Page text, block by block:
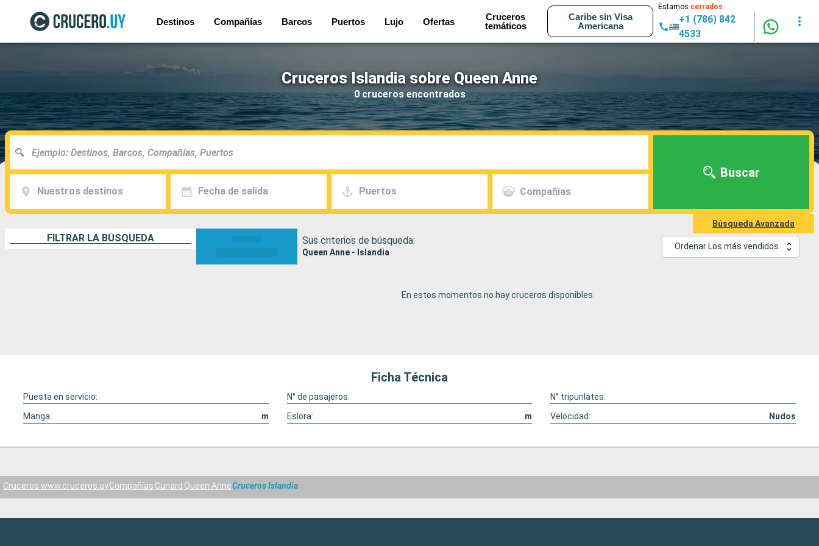
Destinos Compañías Barcos Puertos Lujo Ofertas
Cruceros
temáticos
Caribe sin Visa
Americana
Estamos cerrados
+1 (786) 842
4533
Cruceros Islandia sobre Queen Anne
0 cruceros encontrados
Nuestros destinos Fecha de salida Puertos Compañías
Buscar
Búsqueda Avanzada
FILTRAR LA BÚSQUEDA Sus criterios de búsqueda:
Queen Anne - Islandia
Ordenar Los más vendidos
En estos momentos no hay cruceros disponibles.
Ficha Técnica
Puesta en servicio: N° de pasajeros:
N° tripunlates:
Manga:
m Eslora: m Velocidad: Nudos
Cruceros www.cruceros.uyCompañías Cunard Queen AnneCruceros Islandia